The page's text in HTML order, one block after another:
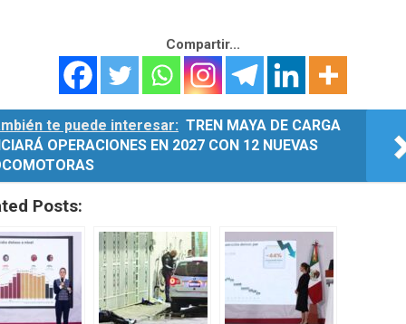
Compartir...
te puede interesar: TREN MAYA DE CARGA
OPERACIONES EN 2027 CON 12 NUEVAS
Posts: